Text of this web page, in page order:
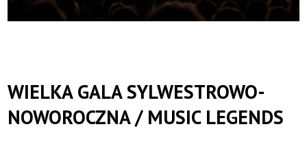
WIELKA GALA SYLWESTROWO-
NOWOROCZNA / MUSIC LEGENDS